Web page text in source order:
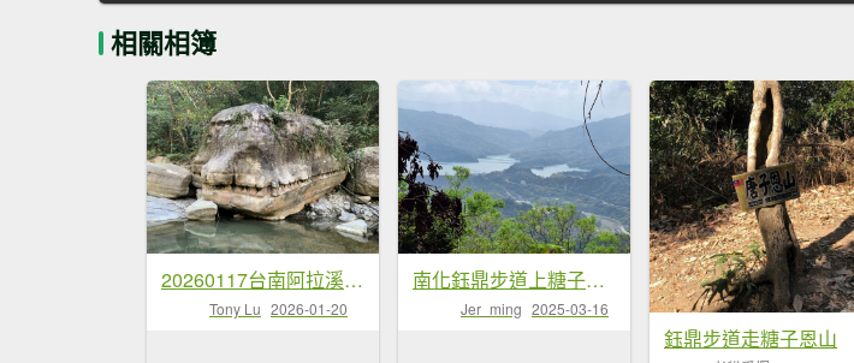
相關相簿
20260117台南阿拉溪斜瀑群縱走糖子恩山-水山頂山
Tony Lu 2026-01-20
南化鈺鼎步道上糖子恩山+北峰20250315
Jer_ming 2025-03-16
鈺鼎步道走糖子恩山